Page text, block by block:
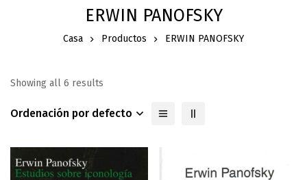
ERWIN PANOFSKY
Casa Productos ERWIN PANOFSKY
Showing all 6 results
Ordenación por defecto